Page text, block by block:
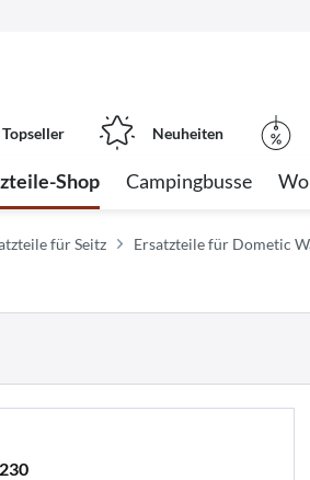
Topseller Neuheiten
Shop Campingbusse
für Seitz Ersatzteile für Dometic